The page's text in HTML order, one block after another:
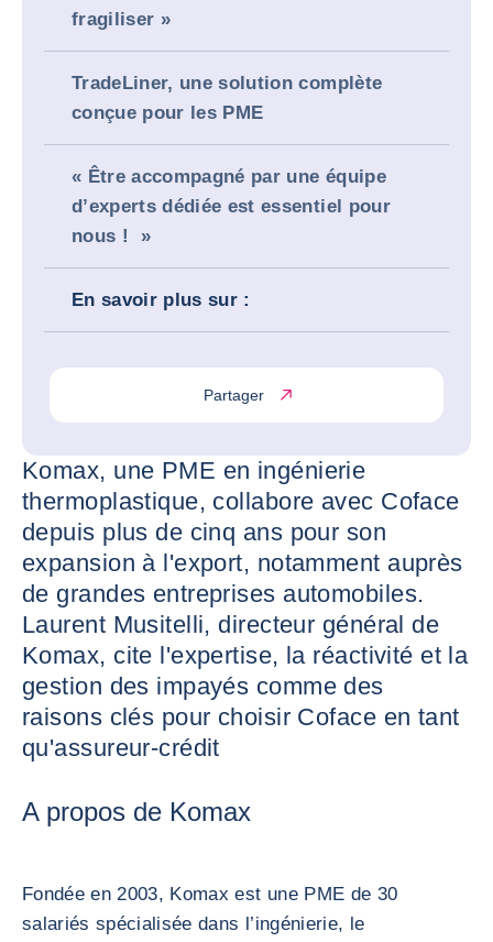
fragiliser »
TradeLiner, une solution complète
conçue pour les PME
« Être accompagné par une équipe
d’experts dédiée est essentiel pour
nous ! »
En savoir plus sur :
Partager
Komax, une PME en ingénierie
thermoplastique, collabore avec Coface
depuis plus de cinq ans pour son
expansion à l'export, notamment auprès
de grandes entreprises automobiles.
Laurent Musitelli, directeur général de
Komax, cite l'expertise, la réactivité et la
gestion des impayés comme des
raisons clés pour choisir Coface en tant
qu'assureur-crédit
A propos de Komax
Fondée en 2003, Komax est une PME de 30
salariés spécialisée dans l’ingénierie, le